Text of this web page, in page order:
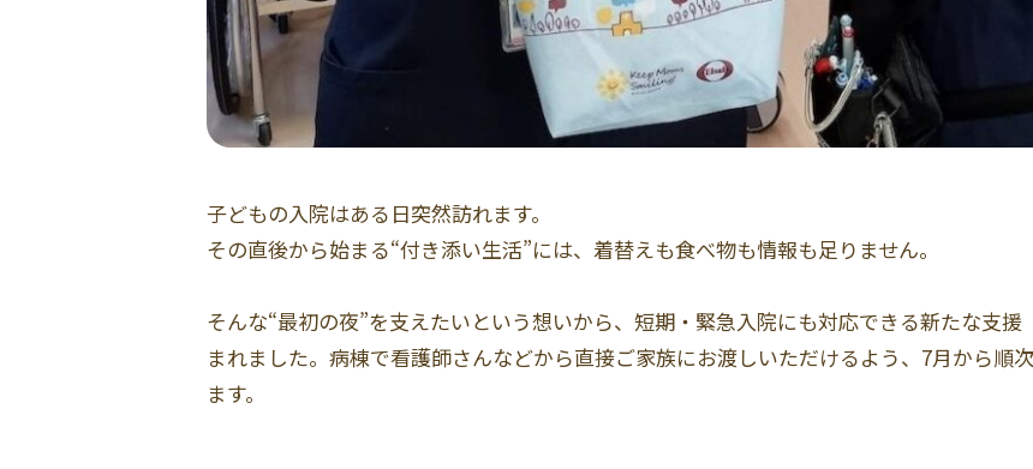
子どもの入院はある日突然訪れます。
その直後から始まる“付き添い生活”には、着替えも食べ物も情報も足りません。
そんな“最初の夜”を支えたいという想いから、短期・緊急入院にも対応できる新たな支
まれました。病棟で看護師さんなどから直接ご家族にお渡しいただけるよう、7月から順
ます。